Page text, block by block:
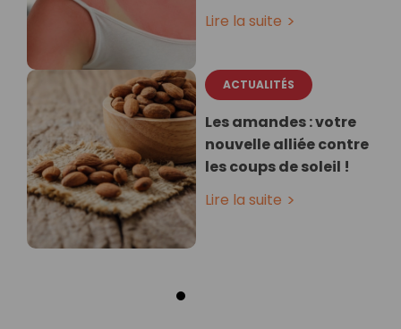
Lire la suite
ACTUALITÉS
Les amandes : votre
nouvelle alliée contre
les coups de soleil !
Lire la suite